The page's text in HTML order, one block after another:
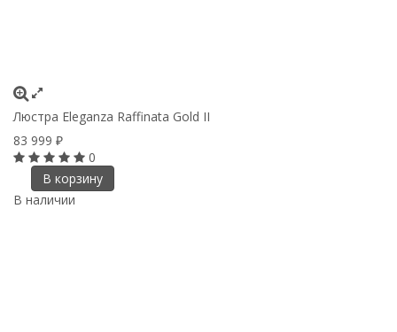
Люстра Eleganza Raffinata Gold II
83 999 ₽
0
В корзину
В наличии